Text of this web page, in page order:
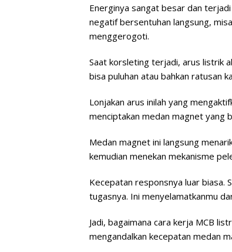
Energinya sangat besar dan
negatif bersentuhan langsung,
menggerogoti.
Saat korsleting terjadi, arus listrik
bisa puluhan atau bahkan ratusan
Lonjakan arus inilah yang
menciptakan medan magnet yang
Medan magnet ini langsung
kemudian menekan mekanisme
Kecepatan responsnya luar biasa.
tugasnya. Ini menyelamatkanmu
Jadi, bagaimana cara kerja MCB
mengandalkan kecepatan medan